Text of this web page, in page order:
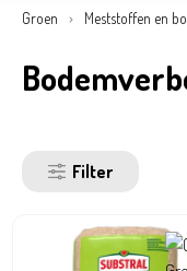
Groen Meststoffen en
Filter